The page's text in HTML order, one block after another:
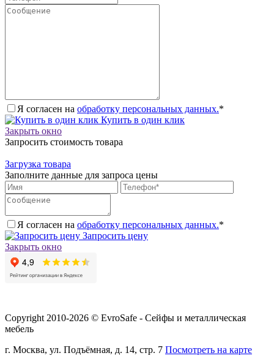
Я согласен на обработку персональных данных.*
Купить в один клик
Закрыть окно
Запросить стоимость товара
Загрузка товара
Заполните данные для запроса цены
Я согласен на обработку персональных данных.*
Запросить цену
Закрыть окно
Copyright 2010-2026 © EvroSafe - Сейфы и металлическая
мебель
г. Москва, ул. Подъёмная, д. 14, стр. 7 Посмотреть на карте